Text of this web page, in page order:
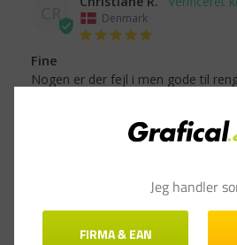
Denmark
Fine
Nogen er der fejl i men gode til
Var denne
AM
Azeem M.
Jeg handler
FIRMA & EAN